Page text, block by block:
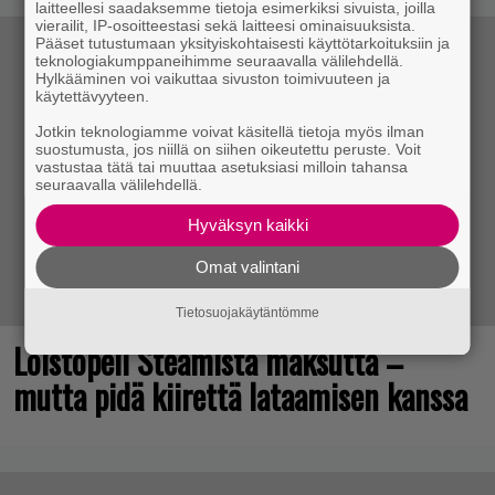
Loistopeli Steamistä maksutta –
mutta pidä kiirettä lataamisen kanssa
laitteellesi saadaksemme tietoja esimerkiksi sivuista, joilla
vierailit, IP-osoitteestasi sekä laitteesi ominaisuuksista.
Pääset tutustumaan yksityiskohtaisesti käyttötarkoituksiin ja
teknologiakumppaneihimme seuraavalla välilehdellä.
Hylkääminen voi vaikuttaa sivuston toimivuuteen ja
käytettävyyteen.
Jotkin teknologiamme voivat käsitellä tietoja myös ilman
suostumusta, jos niillä on siihen oikeutettu peruste. Voit
vastustaa tätä tai muuttaa asetuksiasi milloin tahansa
seuraavalla välilehdellä.
Hyväksyn kaikki
Omat valintani
Tietosuojakäytäntömme